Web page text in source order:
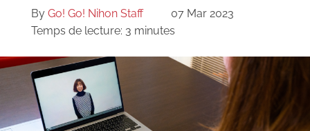
By Go! Go! Nihon Staff
07 Mar 2023
Temps de lecture: 3 minutes